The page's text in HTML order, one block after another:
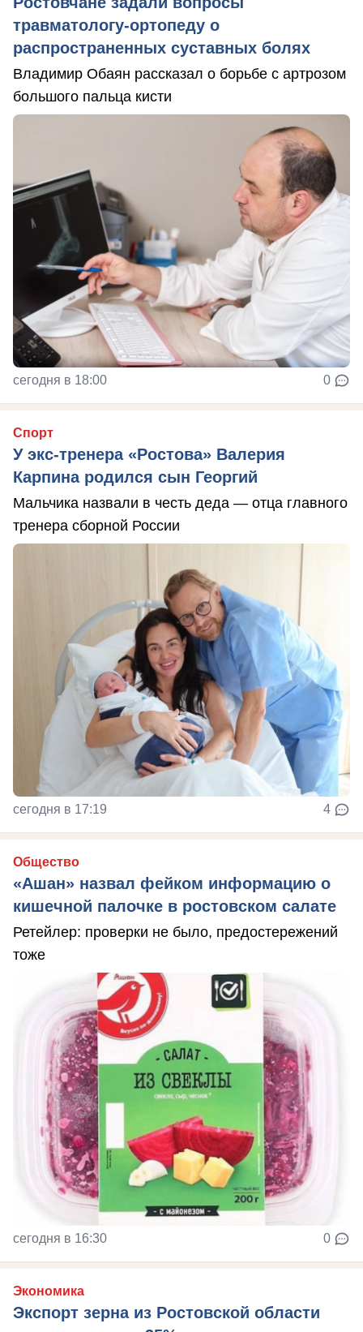
травматологу-ортопеду о
распространенных суставных болях
Владимир Обаян рассказал о борьбе с артрозом
большого пальца кисти
сегодня в 18:00 0
Спорт
У экс-тренера «Ростова» Валерия
Карпина родился сын Георгий
Мальчика назвали в честь деда — отца главного
тренера сборной России
сегодня в 17:19 4
Общество
«Ашан» назвал фейком информацию о
кишечной палочке в ростовском салате
Ретейлер: проверки не было, предостережений
тоже
сегодня в 16:30 0
Экономика
Экспорт зерна из Ростовской области